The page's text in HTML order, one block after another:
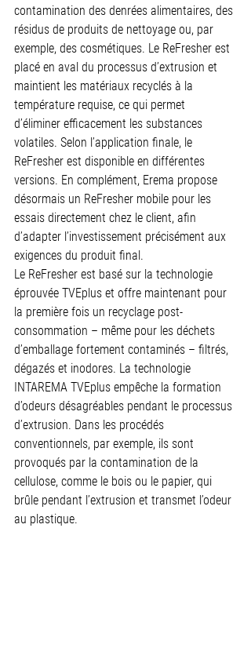
contamination des denrées alimentaires, des
résidus de produits de nettoyage ou, par
exemple, des cosmétiques. Le ReFresher est
placé en aval du processus d’extrusion et
maintient les matériaux recyclés à la
température requise, ce qui permet
d’éliminer efficacement les substances
volatiles. Selon l’application finale, le
ReFresher est disponible en différentes
versions. En complément, Erema propose
désormais un ReFresher mobile pour les
essais directement chez le client, afin
d’adapter l’investissement précisément aux
exigences du produit final.
Le ReFresher est basé sur la technologie
éprouvée TVEplus et offre maintenant pour
la première fois un recyclage post-
consommation – même pour les déchets
d’emballage fortement contaminés – filtrés,
dégazés et inodores. La technologie
INTAREMA TVEplus empêche la formation
d’odeurs désagréables pendant le processus
d’extrusion. Dans les procédés
conventionnels, par exemple, ils sont
provoqués par la contamination de la
cellulose, comme le bois ou le papier, qui
brûle pendant l’extrusion et transmet l’odeur
au plastique.